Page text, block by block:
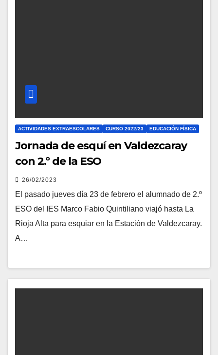
ACTIVIDADES EXTRAESCOLARES CURSO 2022/23 EDUCACIÓN FÍSICA
Jornada de esquí en Valdezcaray
con 2.º de la ESO
26/02/2023
El pasado jueves día 23 de febrero el alumnado de 2.º
ESO del IES Marco Fabio Quintiliano viajó hasta La
Rioja Alta para esquiar en la Estación de Valdezcaray.
A…